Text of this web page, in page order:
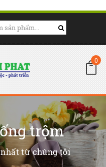
0
trộm
từ chúng tôi